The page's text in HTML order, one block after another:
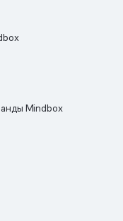
Mindbox